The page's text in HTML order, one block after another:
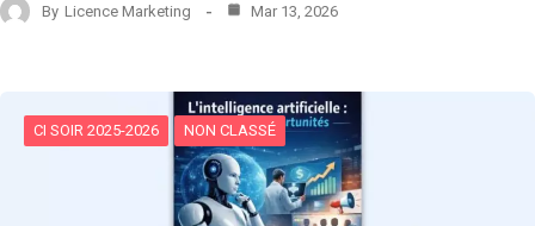
By Licence Marketing Mar 13, 2026
CI SOIR 2025-2026 NON CLASSÉ